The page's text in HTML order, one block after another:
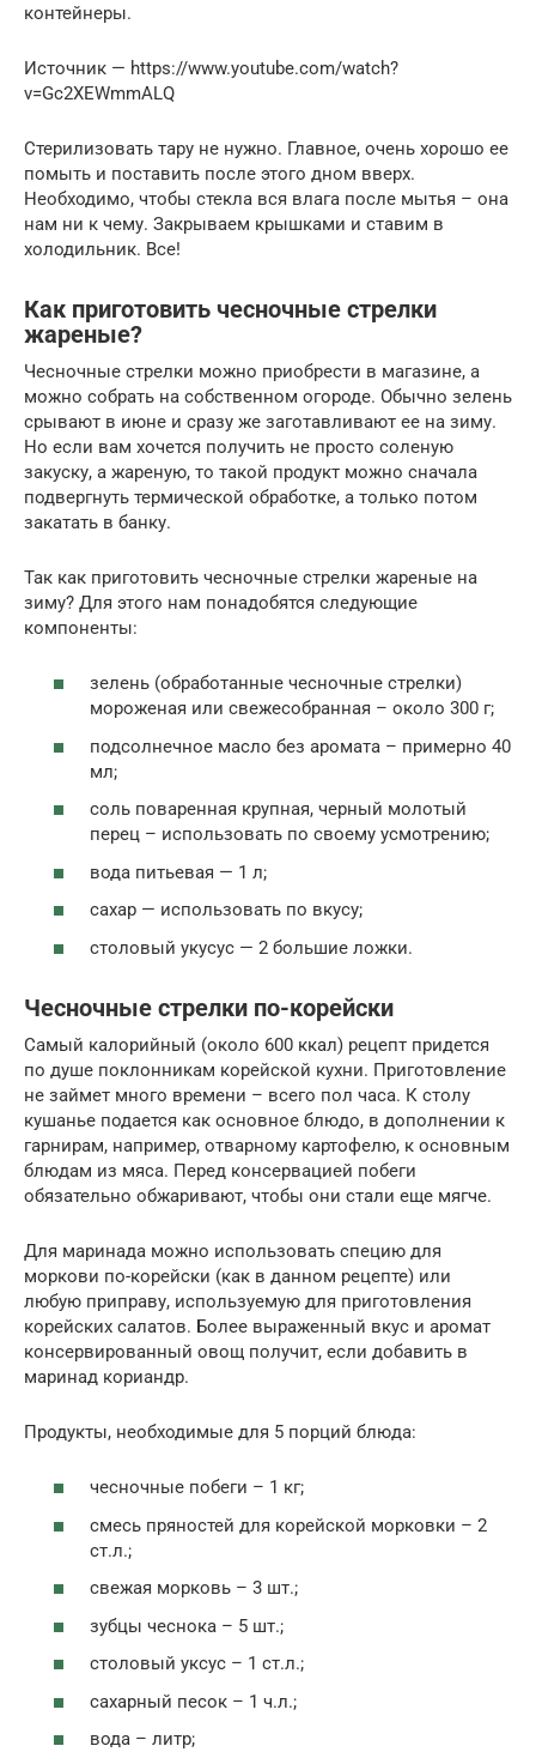
контейнеры.
Источник — https://www.youtube.com/watch?
v=Gc2XEWmmALQ
Стерилизовать тару не нужно. Главное, очень хорошо ее
помыть и поставить после этого дном вверх.
Необходимо, чтобы стекла вся влага после мытья – она
нам ни к чему. Закрываем крышками и ставим в
холодильник. Все!
Как приготовить чесночные стрелки
жареные?
Чесночные стрелки можно приобрести в магазине, а
можно собрать на собственном огороде. Обычно зелень
срывают в июне и сразу же заготавливают ее на зиму.
Но если вам хочется получить не просто соленую
закуску, а жареную, то такой продукт можно сначала
подвергнуть термической обработке, а только потом
закатать в банку.
Так как приготовить чесночные стрелки жареные на
зиму? Для этого нам понадобятся следующие
компоненты:
зелень (обработанные чесночные стрелки)
мороженая или свежесобранная – около 300 г;
подсолнечное масло без аромата – примерно 40
мл;
соль поваренная крупная, черный молотый
перец – использовать по своему усмотрению;
вода питьевая — 1 л;
сахар — использовать по вкусу;
столовый укусус — 2 большие ложки.
Чесночные стрелки по-корейски
Самый калорийный (около 600 ккал) рецепт придется
по душе поклонникам корейской кухни. Приготовление
не займет много времени – всего пол часа. К столу
кушанье подается как основное блюдо, в дополнении к
гарнирам, например, отварному картофелю, к основным
блюдам из мяса. Перед консервацией побеги
обязательно обжаривают, чтобы они стали еще мягче.
Для маринада можно использовать специю для
моркови по-корейски (как в данном рецепте) или
любую приправу, используемую для приготовления
корейских салатов. Более выраженный вкус и аромат
консервированный овощ получит, если добавить в
маринад кориандр.
Продукты, необходимые для 5 порций блюда:
чесночные побеги – 1 кг;
смесь пряностей для корейской морковки – 2
ст.л.;
свежая морковь – 3 шт.;
зубцы чеснока – 5 шт.;
столовый уксус – 1 ст.л.;
сахарный песок – 1 ч.л.;
вода – литр;